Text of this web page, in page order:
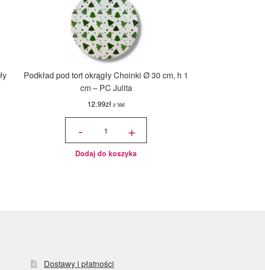
Podkład pod tort okrągły Choinki Ø 30 cm, h 1
cm – PC Julita
12.99zł z Vat
-
ilość
okrągły
Choinki
cm, h 1
cm - PC
+
Dodaj do koszyka
Dostawy i płatności